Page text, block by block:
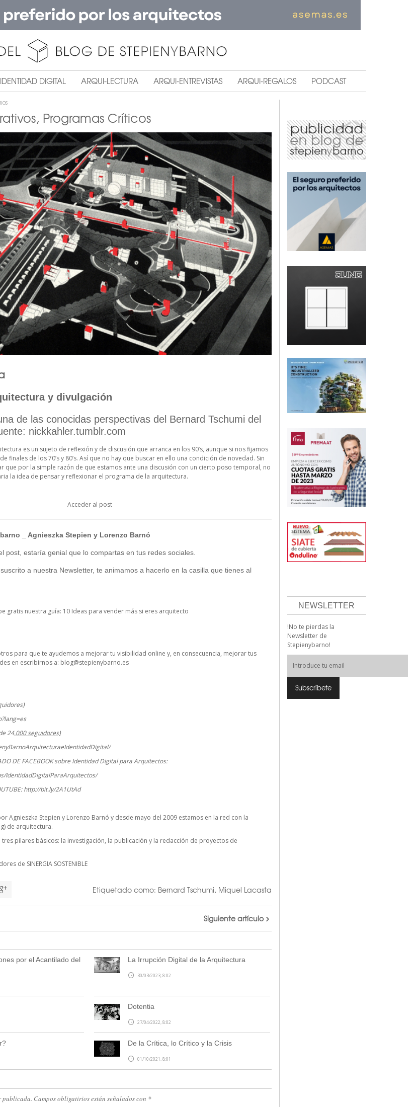
IDENTIDAD DIGITAL ARQUI-LECTURA ARQUI-ENTREVISTAS ARQUI-REGALOS PODCAST
Programas Críticos
y divulgación
de las conocidas perspectivas del Bernard Tschumi del
nickkahler.tumblr.com
es un sujeto de reflexión y de discusión que arranca en los 90’s, aunque si nos fijamos
finales de los 70’s y 80’s. Así que no hay que buscar en ello una condición de novedad. Sin
que por la simple razón de que estamos ante una discusión con un cierto poso temporal, no
la idea de pensar y reflexionar el programa de la arquitectura.
Acceder al post
_ Agnieszka Stepien y Lorenzo Barnó
post, estaría genial que lo compartas en tus redes sociales.
a nuestra Newsletter, te animamos a hacerlo en la casilla que tienes al
gratis nuestra guía: 10 Ideas para vender más si eres arquitecto
para que te ayudemos a mejorar tu visibilidad online y, en consecuencia, mejorar tus
en escribirnos a: blog@stepienybarno.es
24.000 seguidores)
DE FACEBOOK sobre Identidad Digital para Arquitectos:
IdentidadDigitalParaArquitectos/
http://bit.ly/2A1UtAd
Agnieszka Stepien y Lorenzo Barnó y desde mayo del 2009 estamos en la red con la
de arquitectura.
pilares básicos: la investigación, la publicación y la redacción de proyectos de
de SINERGIA SOSTENIBLE
Etiquetado como: Bernard Tschumi, Miquel Lacasta
Siguiente artículo
por el Acantilado del
La Irrupción Digital de la Arquitectura
30/03/2023, 8:02
Dotentia
27/04/2022, 8:02
De la Crítica, lo Crítico y la Crisis
01/10/2021, 8:01
publicada. Campos obligatirios están señalados con *
NEWSLETTER
!No te pierdas la
Newsletter de
Stepienybarno!